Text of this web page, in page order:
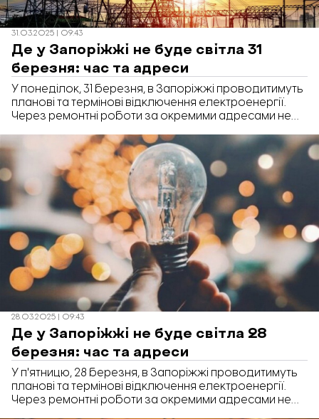
31.03.2025 | 09:43
Де у Запоріжжі не буде світла 31
березня: час та адреси
У понеділок, 31 березня, в Запоріжжі проводитимуть
планові та термінові відключення електроенергії.
Через ремонтні роботи за окремими адресами не
28.03.2025 | 09:43
Де у Запоріжжі не буде світла 28
березня: час та адреси
У п'ятницю, 28 березня, в Запоріжжі проводитимуть
планові та термінові відключення електроенергії.
Через ремонтні роботи за окремими адресами не